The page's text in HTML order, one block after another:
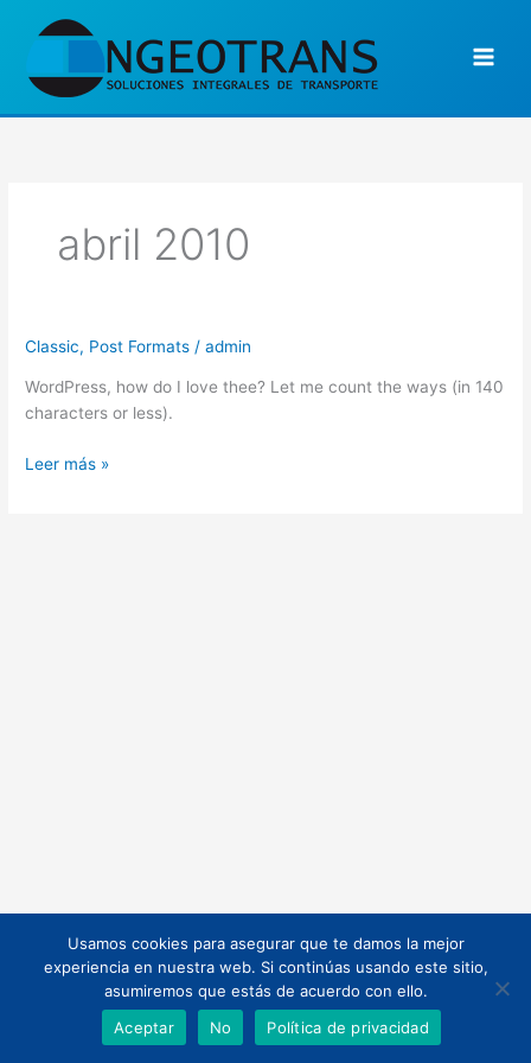
abril 2010
Classic, Post Formats /admin
WordPress, how do I love thee? Let me count the ways (in 140
characters or less).
Post
Leer más »
Todos los derechos © 2026 | Funciona gracias a
Tema Astra para
WordPress
Usamos cookies para asegurar que te damos la mejor
experiencia en nuestra web. Si continúas usando este sitio,
asumiremos que estás de acuerdo con ello.
Aceptar
No Política de privacidad